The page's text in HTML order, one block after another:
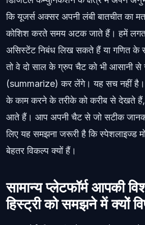
कि यूजर्स अक्सर अपनी लंबी बातचीत का
कोशिश करते समय अटक जाते हैं। हमें
असिस्टेंट निबंध लिख सकते हैं या गणित
तो वे दो साल के ग्रुप चैट को भी आसानी से
(summarize) कर लेंगे। यह सच नहीं है।
के काम करने के तरीके को करीब से देखते
आते हैं। आप अपनी चैट से जो सटीक
लिए यह समझना जरूरी है कि स्पेशलाइज्ड
बेहतर विकल्प क्यों हैं।
सामान्य प्लेटफॉर्म आपकी
हिस्ट्री को समझने में क्यों